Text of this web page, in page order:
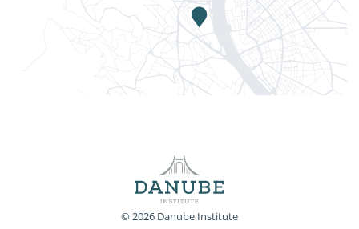
© 2026 Danube Institute